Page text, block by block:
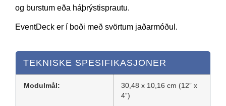
og burstum eða háþrýstisprautu.
EventDeck er í boði með svörtum jaðarmóðul.
TEKNISKE SPESIFIKASJONER
Modulmål:
30,48 x 10,16 cm (12” x
4”)